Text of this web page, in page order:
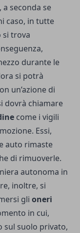
a seconda se
caso, in tutte
si trova
durante le
si potrà
un’azione di
dovrà chiamare
come i vigili
Essi,
auto rimaste
di rimuoverle.
autonoma in
inoltre, si
gli oneri
in cui,
sul suolo privato,